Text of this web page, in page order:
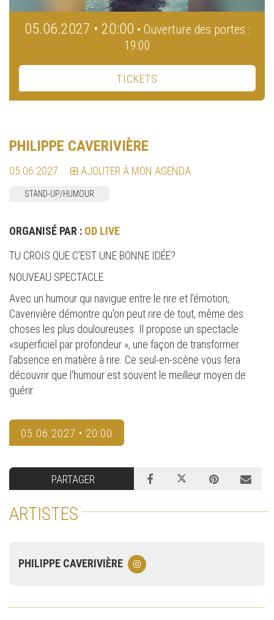
05.06.2027 • 20:00 • Ouverture des portes :
19:00
TICKETS
PHILIPPE CAVERIVIÈRE
05.06.2027 AJOUTER À MON AGENDA
STAND-UP/HUMOUR
ORGANISÉ PAR : OD LIVE
TU CROIS QUE C’EST UNE BONNE IDÉE?
NOUVEAU SPECTACLE
Avec un humour qui navigue entre le rire et l'émotion,
Caverivière démontre qu'on peut rire de tout, même des
choses les plus douloureuses. Il propose un spectacle
«superficiel par profondeur », une façon de transformer
l'absence en matière à rire. Ce seul-en-scène vous fera
découvrir que l'humour est souvent le meilleur moyen de
guérir.
05.06.2027 • 20:00
PARTAGER
ARTISTES
PHILIPPE CAVERIVIÈRE